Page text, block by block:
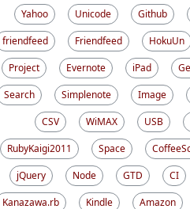
Yahoo
Unicode Github
friendfeed
Friendfeed HokuUn
Project
Evernote iPad
Search
Simplenote Image
CSV
WiMAX USB
RubyKaigi2011
Space
jQuery
Node GTD CI
Kanazawa.rb
Kindle Amazon